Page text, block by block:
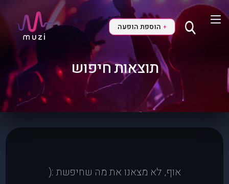
+ הוספת הופעה
תוצאות חיפוש
אוף, לא מצאנו את מה שחיפשת :(